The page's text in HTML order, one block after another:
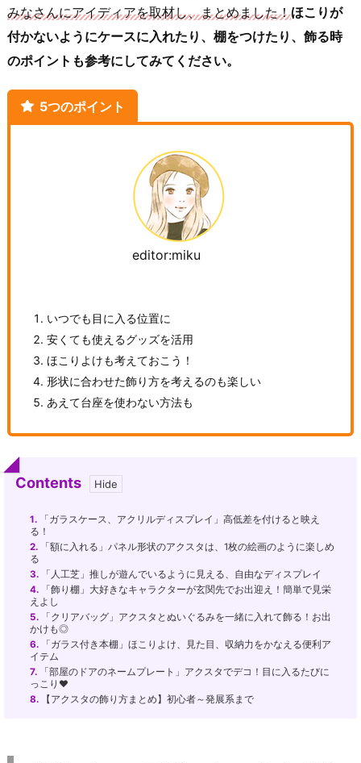
みなさんにアイディアを取材し、まとめました！ほこりが
付かないようにケースに入れたり、棚をつけたり、飾る時
のポイントも参考にしてみてください。
5つのポイント
editor:miku
いつでも目に入る位置に
安くても使えるグッズを活用
ほこりよけも考えておこう！
形状に合わせた飾り方を考えるのも楽しい
あえて台座を使わない方法も
Contents
1. 「ガラスケース、アクリルディスプレイ」高低差を付けると映え
る！
2. 「額に入れる」パネル形状のアクスタは、1枚の絵画のように楽しめ
る
3. 「人工芝」推しが遊んでいるように見える、自由なディスプレイ
4. 「飾り棚」大好きなキャラクターが玄関先でお出迎え！簡単で見栄
えよし
5. 「クリアバッグ」アクスタとぬいぐるみを一緒に入れて飾る！お出
かけも◎
6. 「ガラス付き本棚」ほこりよけ、見た目、収納力をかなえる便利ア
イテム
7. 「部屋のドアのネームプレート」アクスタでデコ！目に入るたびに
っこり♥
8. 【アクスタの飾り方まとめ】初心者～発展系まで